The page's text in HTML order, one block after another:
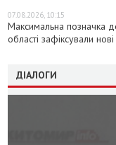
07.08.2026, 10:15
Максимальна позначка
області зафіксували
ДІАЛОГИ